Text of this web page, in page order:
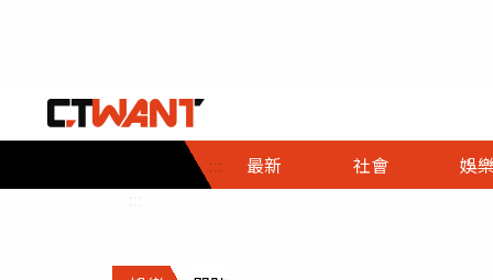
::: 最新 社會
社會首頁
時事
調查
娛樂
娛樂首頁
即時
財經首頁
熱線
政